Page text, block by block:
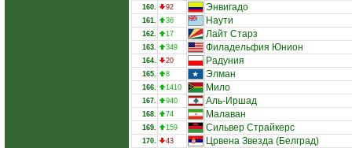
160. 92 Энвигадо
161. 36 Наути
162. 17 Лайт Старз
163. 349 Филадельфия Юнион
164. 20 Радуния
165. 8 Элман
166. 1410 Мило
167. 940 Аль-Иршад
168. 74 Малаван
169. 159 Сильвер Страйкерс
170. 43 Црвена Звезда (Белград)